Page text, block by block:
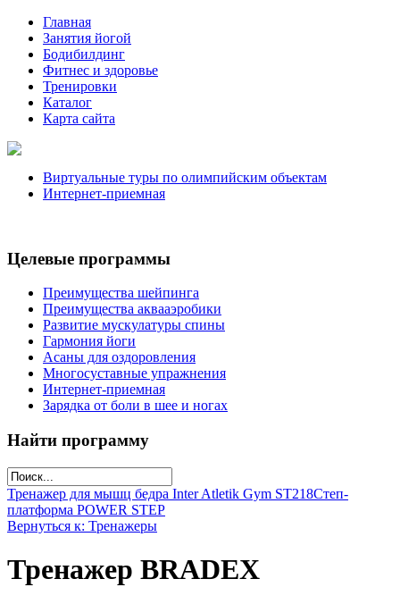
Главная
Занятия йогой
Бодибилдинг
Фитнес и здоровье
Тренировки
Каталог
Карта сайта
Виртуальные туры по олимпийским объектам
Интернет-приемная
Целевые программы
Преимущества шейпинга
Преимущества аквааэробики
Развитие мускулатуры спины
Гармония йоги
Асаны для оздоровления
Многосуставные упражнения
Интернет-приемная
Зарядка от боли в шее и ногах
Найти программу
Тренажер для мышц бедра Inter Atletik Gym ST218Степ-
платформа POWER STEP
Вернуться к: Тренажеры
Тренажер BRADEX